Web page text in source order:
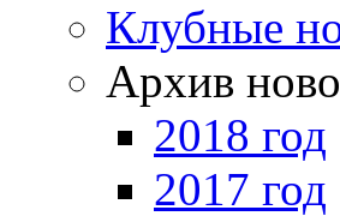
Клубные
Архив
2018 год
2017 год